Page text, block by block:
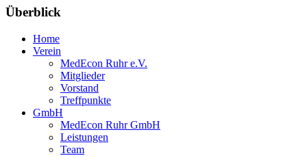
Überblick
Home
Verein
MedEcon Ruhr e.V.
Mitglieder
Vorstand
Treffpunkte
GmbH
MedEcon Ruhr GmbH
Leistungen
Team